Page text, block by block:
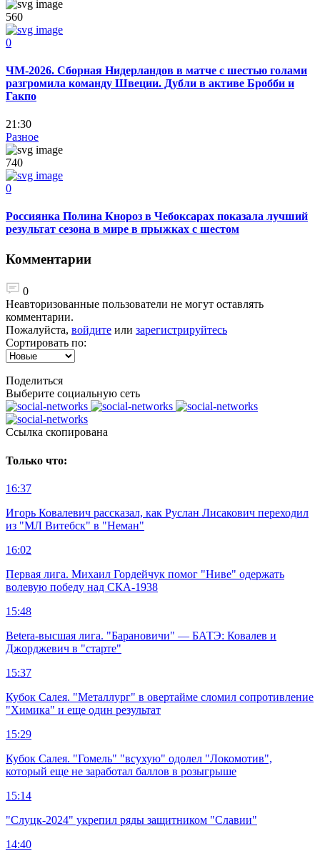
560
0
ЧМ-2026. Сборная Нидерландов в матче с шестью голами
разгромила команду Швеции. Дубли в активе Бробби и
Гакпо
21:30
Разное
740
0
Россиянка Полина Кнороз в Чебоксарах показала лучший
результат сезона в мире в прыжках с шестом
Комментарии
0
Неавторизованные пользователи не могут оставлять
комментарии.
Пожалуйста, войдите или зарегистрируйтесь
Сортировать по:
Поделиться
Выберите социальную сеть
Ccылка скопирована
Только что:
16:37
Игорь Ковалевич рассказал, как Руслан Лисакович переходил
из "МЛ Витебск" в "Неман"
16:02
Первая лига. Михаил Гордейчук помог "Ниве" одержать
волевую победу над СКА-1938
15:48
Betera-высшая лига. "Барановичи" — БАТЭ: Ковалев и
Джорджевич в "старте"
15:37
Кубок Салея. "Металлург" в овертайме сломил сопротивление
"Химика" и еще один результат
15:29
Кубок Салея. "Гомель" "всухую" одолел "Локомотив",
который еще не заработал баллов в розыгрыше
15:14
"Слуцк-2024" укрепил ряды защитником "Славии"
14:40